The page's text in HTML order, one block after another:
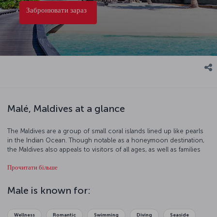
Забронювати зараз
Malé, Maldives at a glance
The Maldives are a group of small coral islands lined up like pearls
in the Indian Ocean. Though notable as a honeymoon destination,
the Maldives also appeals to visitors of all ages, as well as families
with diving and snorkeling amid dazzling marine life and coral reefs.
vegetation or simply swimming in the gorgeous water... during your
Прочитати більше
Male is known for:
Wellness Romantic Swimming Diving Seaside